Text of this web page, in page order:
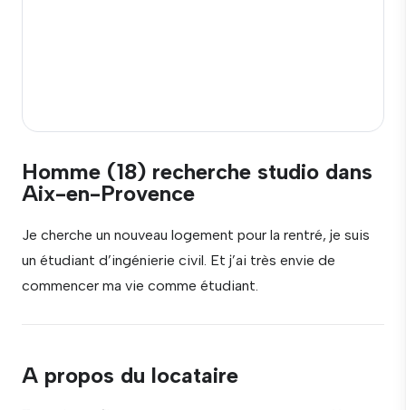
Homme (18) recherche studio dans
Aix-en-Provence
Je cherche un nouveau logement pour la rentré, je suis
un étudiant d’ingénierie civil. Et j’ai très envie de
commencer ma vie comme étudiant.
A propos du locataire